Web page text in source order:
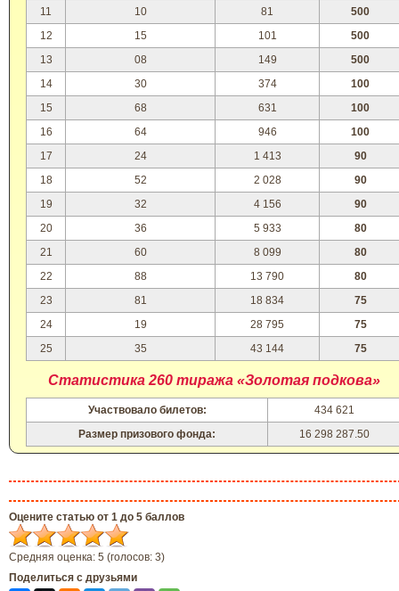
11
10 81
500
12
15 101
500
13
08 149
500
14
30 374
100
15
68 631
100
16
64 946
100
17
24 1 413
90
18
52 2 028
90
19
32 4 156
90
20
36 5 933
80
21
60 8 099
80
22
88 13 790
80
23
81 18 834
75
24
19 28 795
75
25
35 43 144 75
Статистика 260 тиража «Золотая подкова»
Участвовало билетов:
434 621
Размер призового фонда:
16 298 287.50
Оцените статью от 1 до 5 баллов
Средняя оценка: 5 (голосов: 3)
Поделиться с друзьями